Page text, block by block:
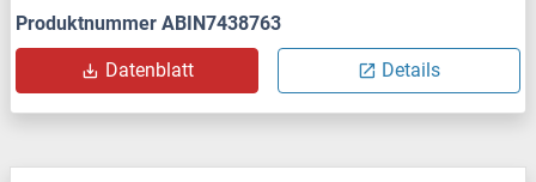
Produktnummer ABIN7438763
Datenblatt Details